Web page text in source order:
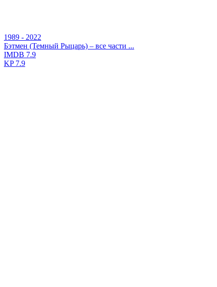
1989 - 2022
Бэтмен (Темный Рыцарь) – все части ...
IMDB 7.9
KP7.9